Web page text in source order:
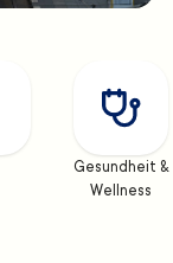
Gesundheit &
Wellness